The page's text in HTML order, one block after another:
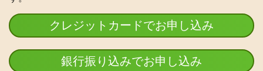
クレジットカードでお申し込み
銀行振り込みでお申し込み